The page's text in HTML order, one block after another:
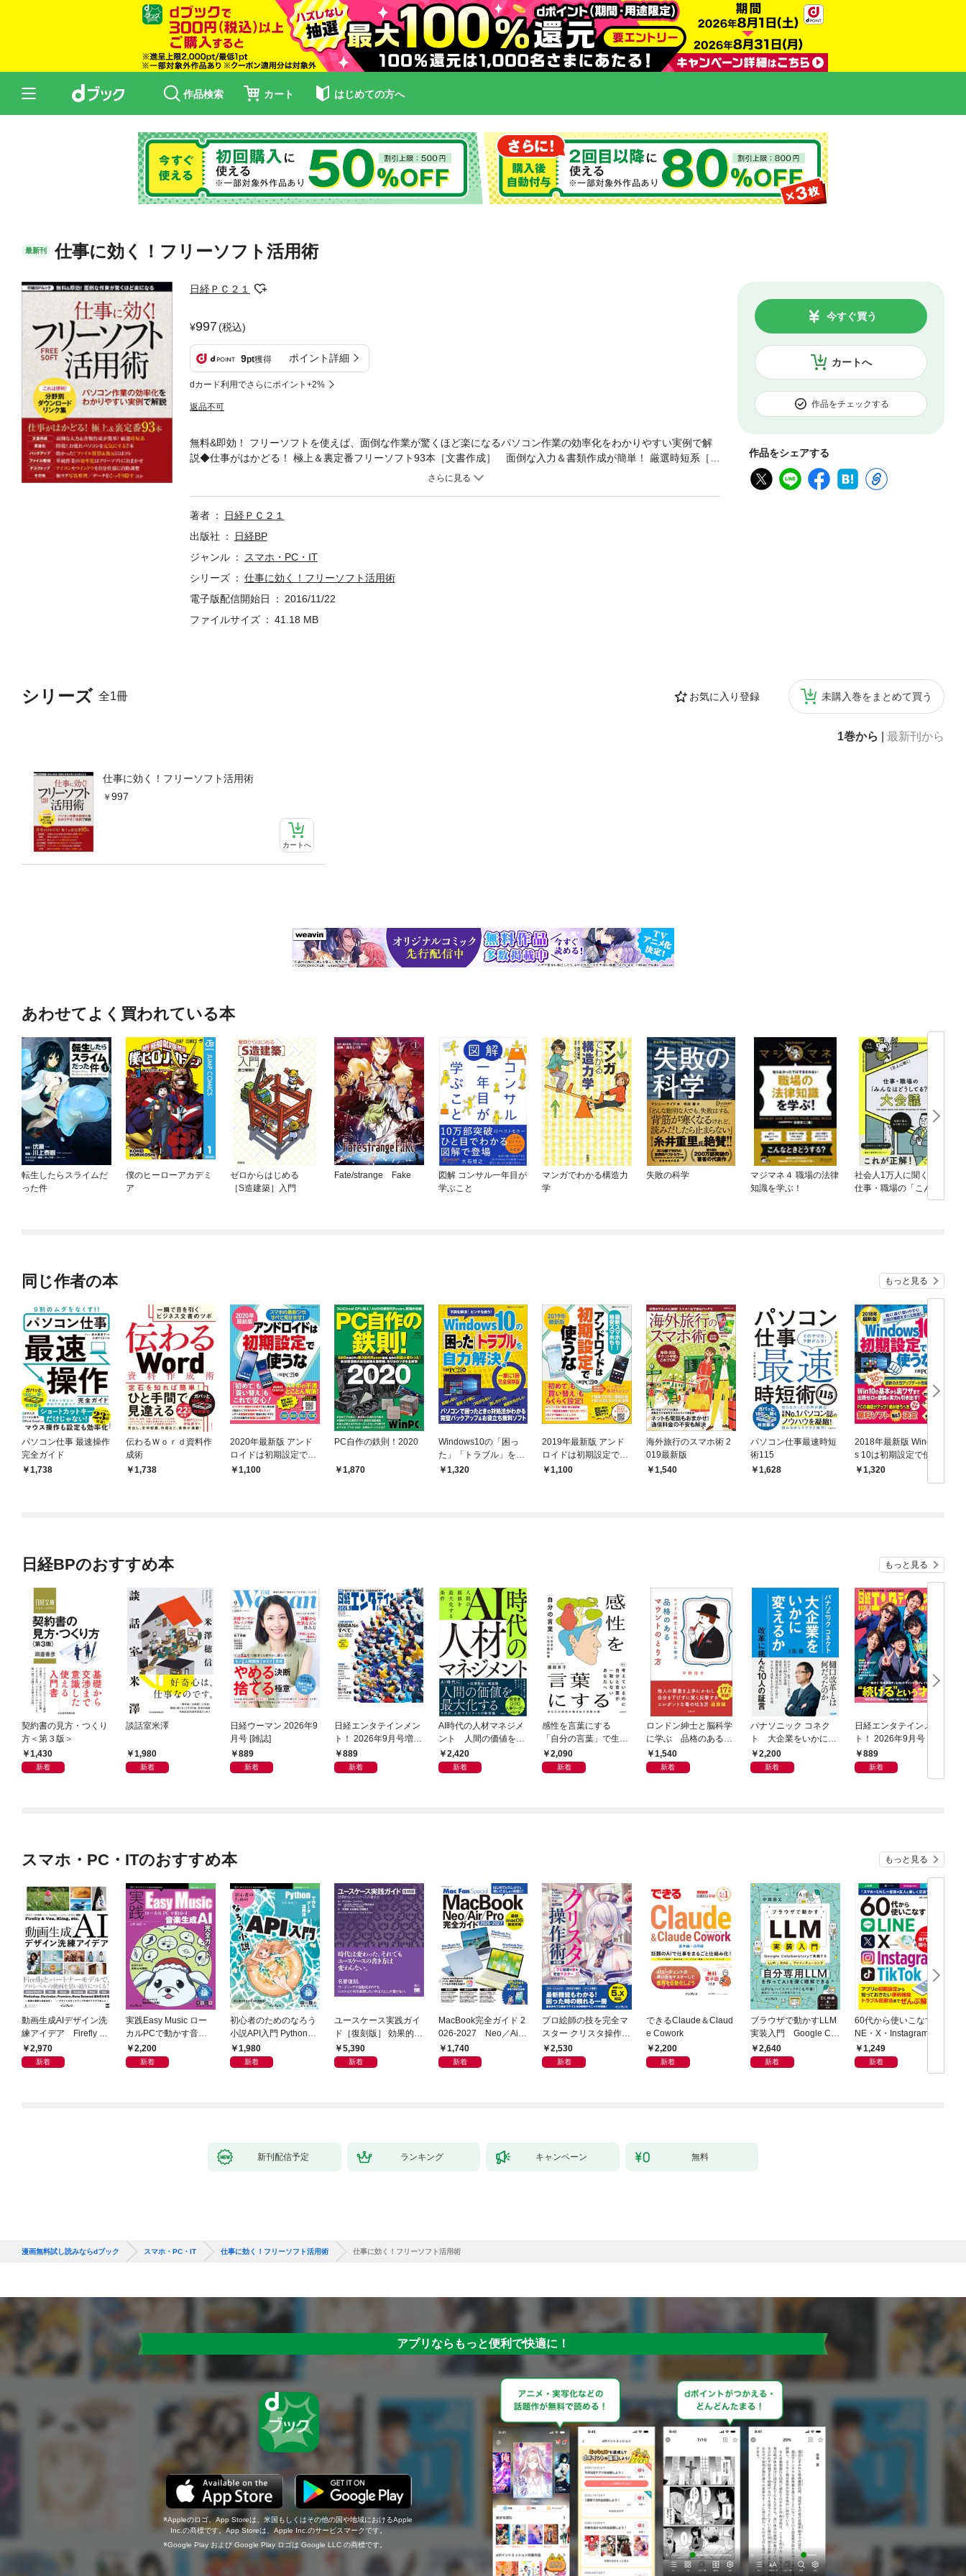
作品検索 カート はじめての方へ
最新刊 仕事に効く！フリーソフト活用術
日経ＰＣ２１
997(税込)
9pt獲得 ポイント詳細
dカード利用でさらにポイント+2%
返品不可
カートへ
今すぐ買う
作品をチェックする
作品をシェアする
シリーズ 全1冊 お気に入り登録 未購入巻をまとめて買う
1巻から 最新刊から
仕事に効く！フリーソフト活用術
997
カートへ
無料&即効！ フリーソフトを使えば、面倒な作業が驚くほど楽になるパソコン作業の効率化をわかりやすい実例で解
説◆仕事がはかどる！ 極上＆裏定番フリーソフト93本［文書作成］ 面倒な入力＆書類作成が簡単！ 厳選時短系［高
速化］ 即効！お疲れパソコンを元気にする7本［バックアップ］ 助かった！ ファイル保管＆復元にはコレ［ファ
著者
日経ＰＣ２１
出版社
日経BP
ジャンル
スマホ・PC・IT
シリーズ
仕事に効く！フリーソフト活用術
電子版配信開始日
2016/11/22
ファイルサイズ
41.18 MB
あわせてよく買われている本
転生したらスライムだ
った件
僕のヒーローアカデミ
ア
ゼロからはじめる
［S造建築］入門
Fate/strange Fake
図解 コンサル一年目が
学ぶこと
マンガでわかる構造力
学
失敗の科学
マジマネ４ 職場の法律
知識を学ぶ！
社会人1万人に聞く！
仕事・職場の「こんな
ときどうしてる？」大
同じ作者の本 もっと見る
パソコン仕事 最速操作
完全ガイド
1,738
伝わるＷｏｒｄ資料作
成術
1,738
2020年最新版 アンド
ロイドは初期設定で使
うな1,100
PC自作の鉄則！2020
1,870
Windows10の「困っ
た」「トラブル」を自
力解決！
1,320
2019年最新版 アンド
ロイドは初期設定で使
うな1,100
海外旅行のスマホ術 2
019最新版
1,540
パソコン仕事最速時短
術115
1,628
2018年最新版 Window
s 10は初期設定で使う
な！1,320
日経BPのおすすめ本 もっと見る
契約書の見方・つくり
方＜第３版＞
1,430
新着
談話室米澤
1,980
新着
日経ウーマン 2026年9
月号 [雑誌]
889
新着
日経エンタテインメン
ト！ 2026年9月号増刊
【表紙：EBiDAN】
889
新着
AI時代の人材マネジメ
ント 人間の価値を最
大化する条件
2,420
新着
感性を言葉にする
「自分の言葉」で生き
るための教科書
2,090
新着
ロンドン紳士と脳科学
に学ぶ 品格のあるマ
ウントのとり方
1,540
新着
パナソニック コネク
ト 大企業をいかに変
えるか
2,200
新着
日経エンタテインメン
ト！ 2026年9月号 [雑
誌]889
新着
スマホ・PC・ITのおすすめ本 もっと見る
動画生成AIデザイン洗
練アイデア Firefly &
Veo， Kling， etc.
2,970
新着
実践Easy Music ロー
カルPCで動かす音楽
生成AI完全ガイド
2,200
新着
初心者のためのなろう
小説API入門 Pythonで
作るデータ活用法
1,980
新着
ユースケース実践ガイ
ド［復刻版］ 効果的な
ユースケースの書き方
5,390
新着
MacBook完全ガイド 2
026-2027 Neo／Air
／Pro対応
1,740
新着
プロ絵師の技を完全マ
スター クリスタ操作術
決定版 改訂2版 CLIP S
TUDIO PAINT PRO/E
2,530
新着
できるClaude＆Claud
e Cowork
2,200
新着
ブラウザで動かすLLM
実装入門 Google Col
aboratoryで実践するL
LM・RAG・ファイン
2,640
新着
60代から使いこなすLI
NE・X・Instagram・T
ikTok
1,249
新着
新刊配信予定 ランキング キャンペーン 無料
漫画無料試し読みならdブック スマホ・PC・IT 仕事に効く！フリーソフト活用術 仕事に効く！フリーソフト活用術
アプリならもっと便利で快適に！
Appleのロゴ、App Storeは、米国もしくはその他の国や地域におけるApple
Inc.の商標です。App Storeは、Apple Inc.のサービスマークです。
Google Play および Google Play ロゴは Google LLC の商標です。